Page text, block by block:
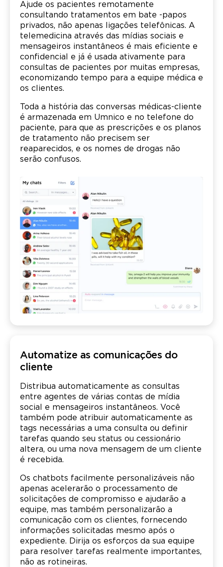
Ajude os pacientes remotamente
consultando tratamentos em bate -papos
privados, não apenas ligações telefônicas. A
telemedicina através das mídias sociais e
mensageiros instantâneos é mais eficiente e
confidencial e já é usada ativamente para
consultas de pacientes por muitas empresas,
economizando tempo para a equipe médica e
os clientes.
Toda a história das conversas médicas-cliente
é armazenada em Umnico e no telefone do
paciente, para que as prescrições e os planos
de tratamento não precisem ser
reaparecidos, e os nomes de drogas não
serão confusos.
Automatize as comunicações do
cliente
Distribua automaticamente as consultas
entre agentes de várias contas de mídia
social e mensageiros instantâneos. Você
também pode atribuir automaticamente as
tags necessárias a uma consulta ou definir
tarefas quando seu status ou cessionário
altera, ou uma nova mensagem de um cliente
é recebida.
Os chatbots facilmente personalizáveis não
apenas acelerarão o processamento de
solicitações de compromisso e ajudarão a
equipe, mas também personalizarão a
comunicação com os clientes, fornecendo
informações solicitadas mesmo após o
expediente. Dirija os esforços da sua equipe
para resolver tarefas realmente importantes,
não as rotineiras.